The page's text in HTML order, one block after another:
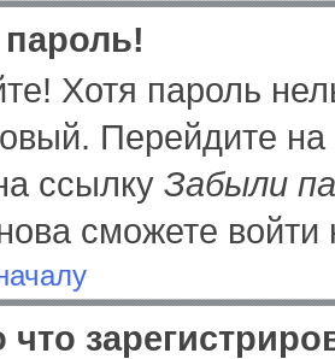
Хотя пароль
Перейдите
ссылку Забыли
сможете
что